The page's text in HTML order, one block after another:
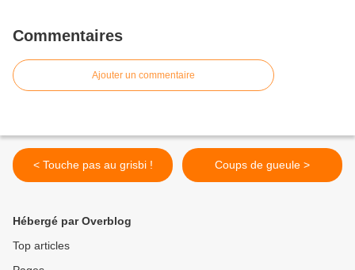
Commentaires
Ajouter un commentaire
< Touche pas au grisbi ! Coups de gueule >
Hébergé par Overblog
Top articles